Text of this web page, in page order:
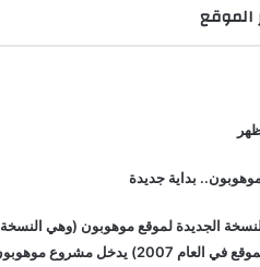
الموقع
بداية جديدة
الجديدة لموقع موهوبون (وهي النسخة
منذ انشاء الموقع في العام 2007) يدخل